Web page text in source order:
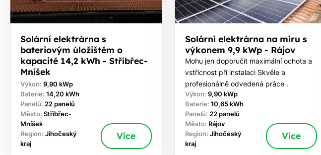
Solární elektrárna s
bateriovým úložištěm o
kapacitě 14,2 kWh - Stříbřec-
Mníšek
Výkon: 9,90 kWp
Baterie: 14,20 kWh
Panelů: 22 panelů
Město: Stříbřec-
Mníšek
Region: Jihočeský
kraj
Více
Solární elektrárna na míru s
výkonem 9,9 kWp - Rájov
Mohu jen doporučit maximální ochota a
vstřícnost při instalaci Skvěle a
profesionálně odvedená práce .
Výkon:9,90 kWp
Baterie:10,65 kWh
Panelů:22 panelů
Město: Rájov
Region:Jihočeský
kraj
Více